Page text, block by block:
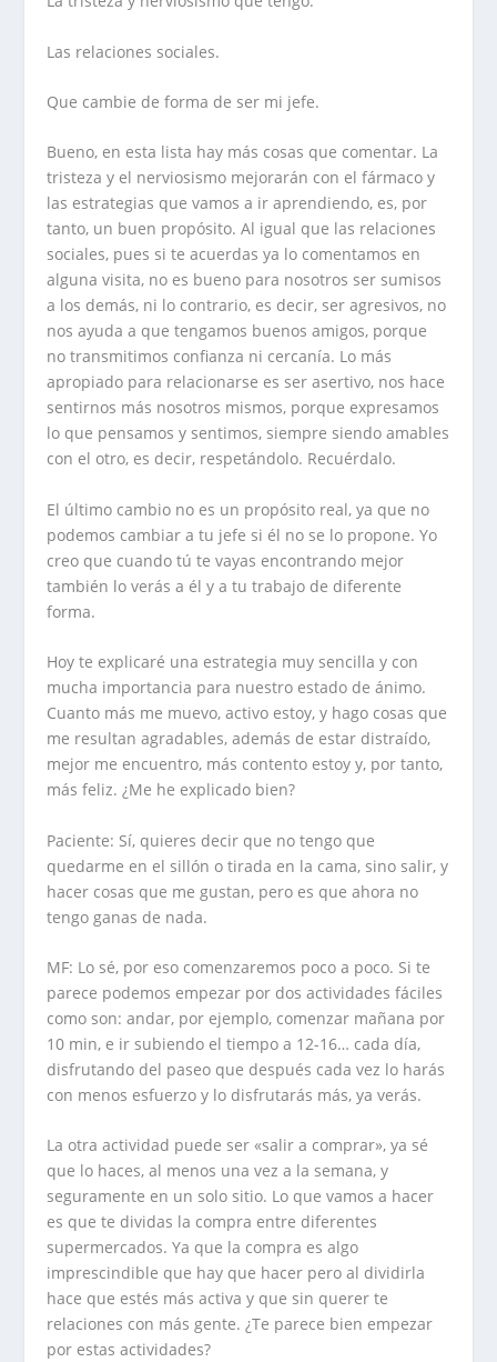
Las relaciones sociales.
Que cambie de forma de ser mi jefe.
Bueno, en esta lista hay más cosas que comentar. La
tristeza y el nerviosismo mejorarán con el fármaco y
las estrategias que vamos a ir aprendiendo, es, por
tanto, un buen propósito. Al igual que las relaciones
sociales, pues si te acuerdas ya lo comentamos en
alguna visita, no es bueno para nosotros ser sumisos
a los demás, ni lo contrario, es decir, ser agresivos, no
nos ayuda a que tengamos buenos amigos, porque
no transmitimos confianza ni cercanía. Lo más
apropiado para relacionarse es ser asertivo, nos hace
sentirnos más nosotros mismos, porque expresamos
lo que pensamos y sentimos, siempre siendo amables
con el otro, es decir, respetándolo. Recuérdalo.
El último cambio no es un propósito real, ya que no
podemos cambiar a tu jefe si él no se lo propone. Yo
creo que cuando tú te vayas encontrando mejor
también lo verás a él y a tu trabajo de diferente
forma.
Hoy te explicaré una estrategia muy sencilla y con
mucha importancia para nuestro estado de ánimo.
Cuanto más me muevo, activo estoy, y hago cosas que
me resultan agradables, además de estar distraído,
mejor me encuentro, más contento estoy y, por tanto,
más feliz. ¿Me he explicado bien?
Paciente: Sí, quieres decir que no tengo que
quedarme en el sillón o tirada en la cama, sino salir, y
hacer cosas que me gustan, pero es que ahora no
tengo ganas de nada.
MF: Lo sé, por eso comenzaremos poco a poco. Si te
parece podemos empezar por dos actividades fáciles
como son: andar, por ejemplo, comenzar mañana por
10 min, e ir subiendo el tiempo a 12-16… cada día,
disfrutando del paseo que después cada vez lo harás
con menos esfuerzo y lo disfrutarás más, ya verás.
La otra actividad puede ser «salir a comprar», ya sé
que lo haces, al menos una vez a la semana, y
seguramente en un solo sitio. Lo que vamos a hacer
es que te dividas la compra entre diferentes
supermercados. Ya que la compra es algo
imprescindible que hay que hacer pero al dividirla
hace que estés más activa y que sin querer te
relaciones con más gente. ¿Te parece bien empezar
por estas actividades?